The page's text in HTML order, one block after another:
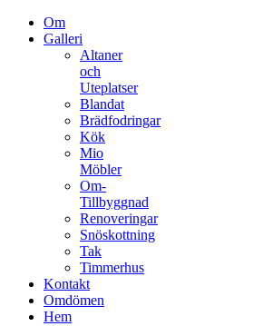
Om
Galleri
Altaner
och
Uteplatser
Blandat
Brädfodringar
Kök
Mio
Möbler
Om-
Tillbyggnad
Renoveringar
Snöskottning
Tak
Timmerhus
Kontakt
Omdömen
Hem